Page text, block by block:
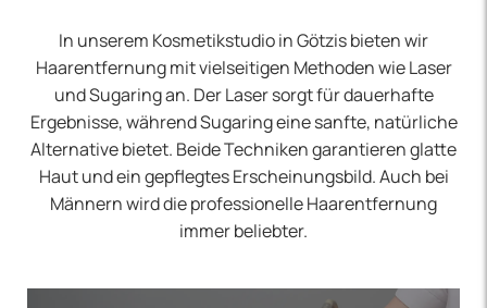
In unserem Kosmetikstudio in Götzis bieten wir
Haarentfernung mit vielseitigen Methoden wie Laser
und Sugaring an. Der Laser sorgt für dauerhafte
Ergebnisse, während Sugaring eine sanfte, natürliche
Alternative bietet. Beide Techniken garantieren glatte
Haut und ein gepflegtes Erscheinungsbild. Auch bei
Männern wird die professionelle Haarentfernung
immer beliebter.